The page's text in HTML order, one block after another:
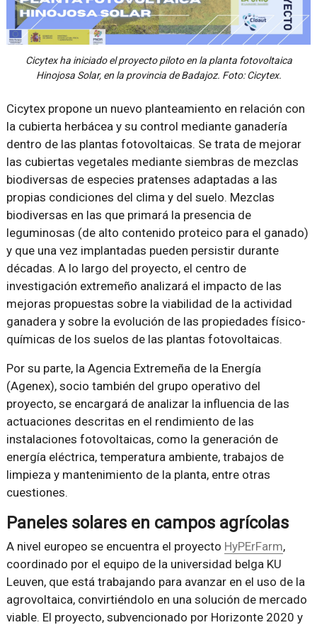
Cicytex ha iniciado el proyecto piloto en la planta fotovoltaica
Hinojosa Solar, en la provincia de Badajoz. Foto: Cicytex.
Cicytex propone un nuevo planteamiento en relación con
la cubierta herbácea y su control mediante ganadería
dentro de las plantas fotovoltaicas. Se trata de mejorar
las cubiertas vegetales mediante siembras de mezclas
biodiversas de especies pratenses adaptadas a las
propias condiciones del clima y del suelo. Mezclas
biodiversas en las que primará la presencia de
leguminosas (de alto contenido proteico para el ganado)
y que una vez implantadas pueden persistir durante
décadas. A lo largo del proyecto, el centro de
investigación extremeño analizará el impacto de las
mejoras propuestas sobre la viabilidad de la actividad
ganadera y sobre la evolución de las propiedades físico-
químicas de los suelos de las plantas fotovoltaicas.
Por su parte, la Agencia Extremeña de la Energía
(Agenex), socio también del grupo operativo del
proyecto, se encargará de analizar la influencia de las
actuaciones descritas en el rendimiento de las
instalaciones fotovoltaicas, como la generación de
energía eléctrica, temperatura ambiente, trabajos de
limpieza y mantenimiento de la planta, entre otras
cuestiones.
Paneles solares en campos agrícolas
A nivel europeo se encuentra el proyecto HyPErFarm,
coordinado por el equipo de la universidad belga KU
Leuven, que está trabajando para avanzar en el uso de la
agrovoltaica, convirtiéndolo en una solución de mercado
viable. El proyecto, subvencionado por Horizonte 2020 y